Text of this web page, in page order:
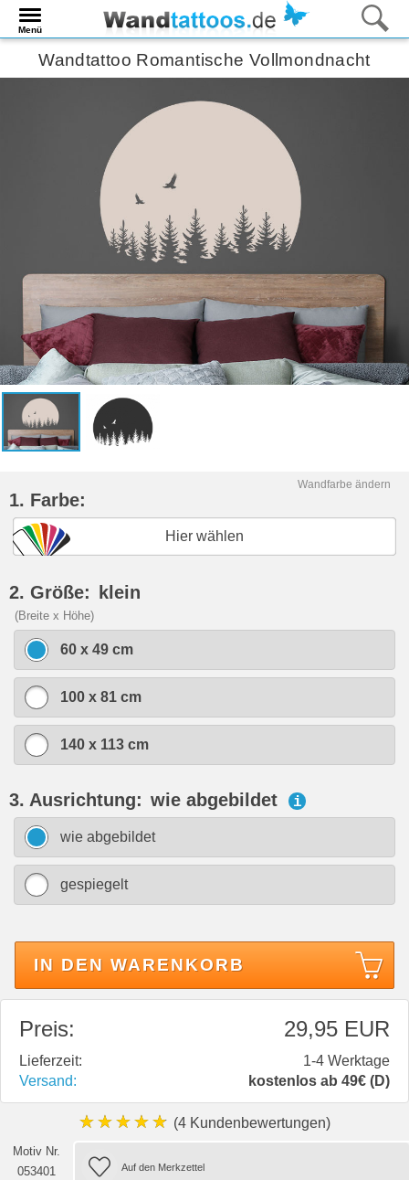
Menü
Wandtattoo Romantische Vollmondnacht
Wandfarbe ändern
1. Farbe:
Hier wählen
2. Größe: klein
(Breite x Höhe)
60 x 49 cm
100 x 81 cm
140 x 113 cm
3. Ausrichtung: wie abgebildet i
wie abgebildet
gespiegelt
IN DEN WARENKORB
Preis: 29,95 EUR
Lieferzeit:
1-4 Werktage
Versand:
kostenlos ab 49€ (D)
★★★★★ (4 Kundenbewertungen)
Motiv Nr.
053401